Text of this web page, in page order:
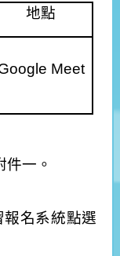
地點
Meet
一。
報名系統點選